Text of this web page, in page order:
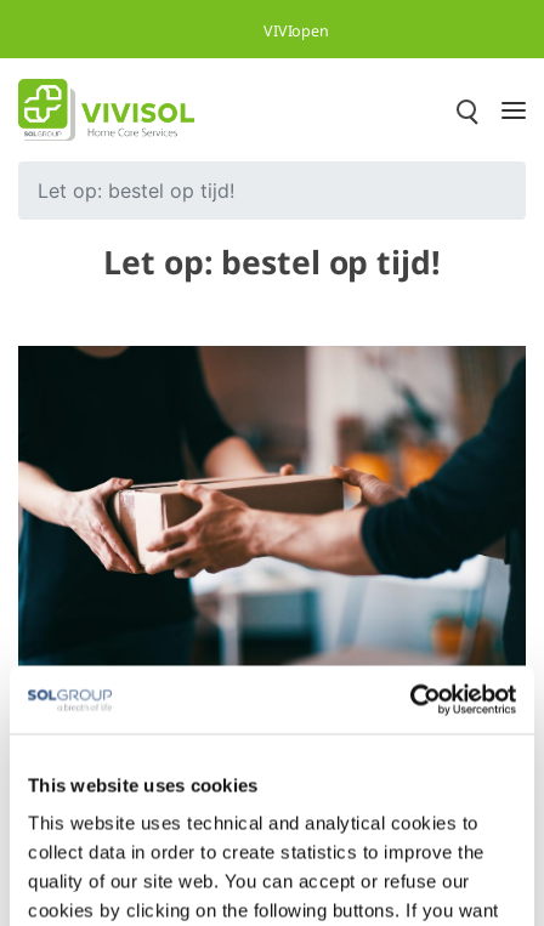
This website uses cookies
This website uses technical and analytical cookies to
collect data in order to create statistics to improve the
quality of our site web. You can accept or refuse our
cookies by clicking on the following buttons. If you want
Overslaan en naar hoofdinhoud gaan
VIVIopen
Let op: bestel op tijd!
Let op: bestel op tijd!
tijd uw bestelling te plaatsen. Zo heeft u uw benodigdheden op tijd
binnen.